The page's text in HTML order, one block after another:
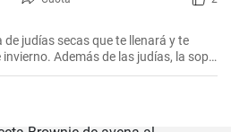
judías secas que te llenará y te
Además de las judías, la sopa
y cebolla, que le dan un rico